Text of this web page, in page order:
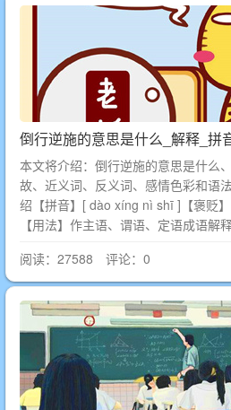
本文将介绍：倒行逆施的意思是什么
故、近义词、反义词、感情色彩和语
绍【拼音】[ dào xíng nì shī ]【褒贬
【用法】作主语、谓语、定语成语解
阅读：27588 评论：0